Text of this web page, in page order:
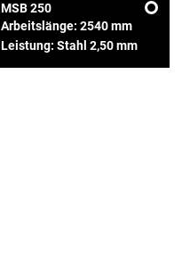
MSB 250
Arbeitslänge: 2540 mm
Leistung: Stahl 2,50 mm